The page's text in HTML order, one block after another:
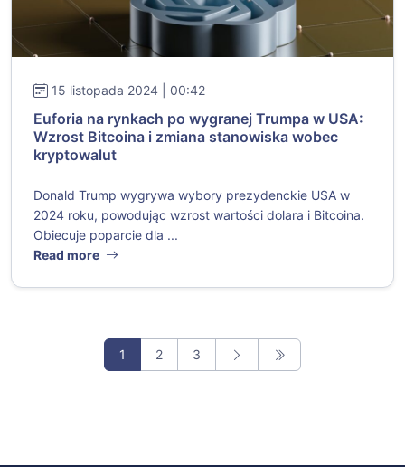
15 listopada 2024 | 00:42
Euforia na rynkach po wygranej Trumpa w USA:
Wzrost Bitcoina i zmiana stanowiska wobec
kryptowalut
Donald Trump wygrywa wybory prezydenckie USA w
2024 roku, powodując wzrost wartości dolara i Bitcoina.
Obiecuje poparcie dla ...
Read more
1 2 3